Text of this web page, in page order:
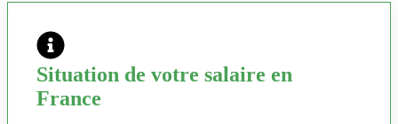
Situation de votre salaire en
France